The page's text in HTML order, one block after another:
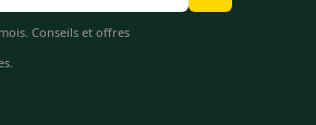
Conseils et offres